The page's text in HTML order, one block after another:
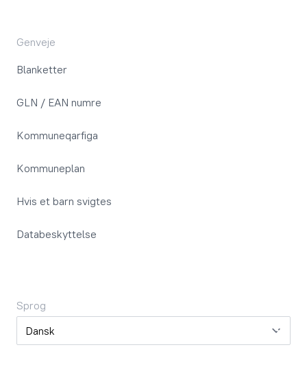
Genveje
Blanketter
GLN / EAN numre
Kommuneqarfiga
Kommuneplan
Hvis et barn svigtes
Databeskyttelse
Sprog
Sprog